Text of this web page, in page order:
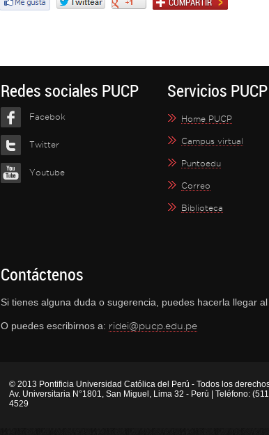
Redes sociales PUCP
Facebok
Twitter
Youtube
Servicios PUCP
Home PUCP
Campus virtual
Puntoedu
Correo
Biblioteca
Contáctenos
Si tienes alguna duda o sugerencia, puedes hacerla llegar
O puedes escribirnos a: ridei@pucp.edu.pe
© 2013 Pontificia Universidad Católica del Perú - Todos los
Av. Universitaria N°1801, San Miguel, Lima 32 - Perú | Teléfono:
4529